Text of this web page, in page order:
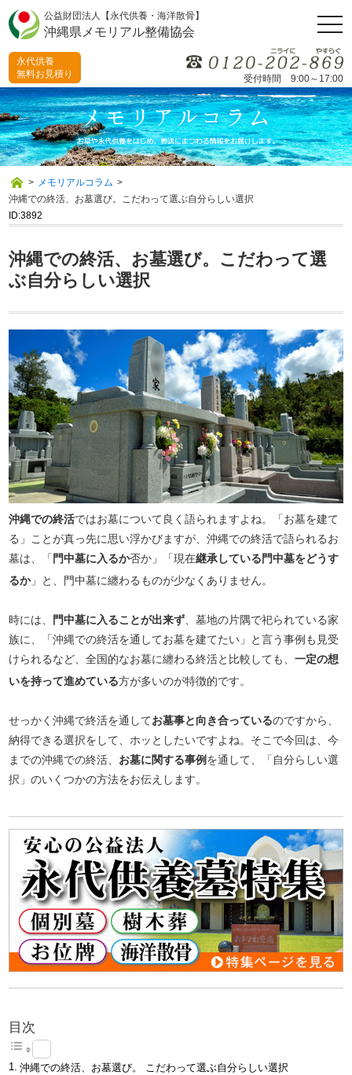
公益財団法人【永代供養・海洋散骨】
沖縄県メモリアル整備協会
受付時間 9:00～17:00
永代供養
無料お見積り
> メモリアルコラム >
沖縄での終活、お墓選び。こだわって選ぶ自分らしい選択
ID:3892
沖縄での終活、お墓選び。こだわって選
ぶ自分らしい選択
沖縄での終活ではお墓について良く語られますよね。「お墓を建て
る」ことが真っ先に思い浮かびますが、沖縄での終活で語られるお
墓は、「 門中墓に入るか否か」「現在継承している門中墓をどうす
るか」と、門中墓に纏わるものが少なくありません。
時には、 門中墓に入ることが出来ず 、墓地の片隅で祀られている家
族に、「沖縄での終活を通してお墓を建てたい」と言う事例も見受
けられるなど、全国的なお墓に纏わる終活と比較しても、一定の想
いを持って進めている方が多いのが特徴的です。
せっかく沖縄で終活を通してお墓事と向き合っているのですから、
納得できる選択をして、ホッとしたいですよね。そこで今回は、今
までの沖縄での終活、 お墓に関する事例を通して、「自分らしい選
択」のいくつかの方法をお伝えします。
目次
沖縄での終活、お墓選び。 こだわって選ぶ自分らしい選択